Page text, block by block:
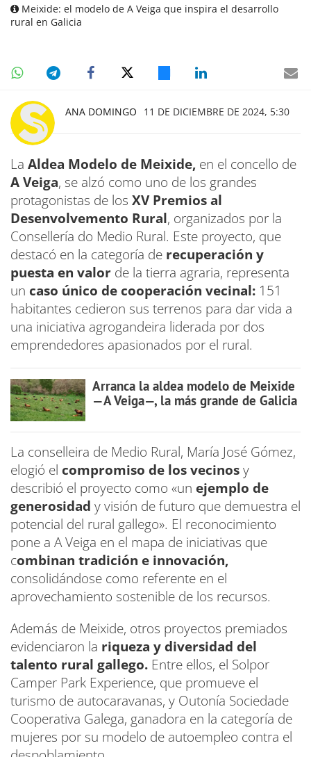
Meixide: el modelo de A Veiga que inspira el desarrollo
rural en Galicia
ANA DOMINGO 11 DE DICIEMBRE DE 2024, 5:30
La Aldea Modelo de Meixide, en el concello de
A Veiga, se alzó como uno de los grandes
protagonistas de los XV Premios al
Desenvolvemento Rural, organizados por la
Consellería do Medio Rural. Este proyecto, que
destacó en la categoría de recuperación y
puesta en valor de la tierra agraria, representa
un caso único de cooperación vecinal: 151
habitantes cedieron sus terrenos para dar vida a
una iniciativa agrogandeira liderada por dos
emprendedores apasionados por el rural.
Arranca la aldea modelo de Meixide
—A Veiga—, la más grande de Galicia
La conselleira de Medio Rural, María José Gómez,
elogió el compromiso de los vecinosy
describió el proyecto como «un ejemplo de
generosidad y visión de futuro que demuestra el
potencial del rural gallego». El reconocimiento
pone a A Veiga en el mapa de iniciativas que
combinan tradición e innovación,
consolidándose como referente en el
aprovechamiento sostenible de los recursos.
Además de Meixide, otros proyectos premiados
evidenciaron la riqueza y diversidad del
talento rural gallego. Entre ellos, el Solpor
Camper Park Experience, que promueve el
turismo de autocaravanas, y Outonía Sociedade
Cooperativa Galega, ganadora en la categoría de
mujeres por su modelo de autoempleo contra el